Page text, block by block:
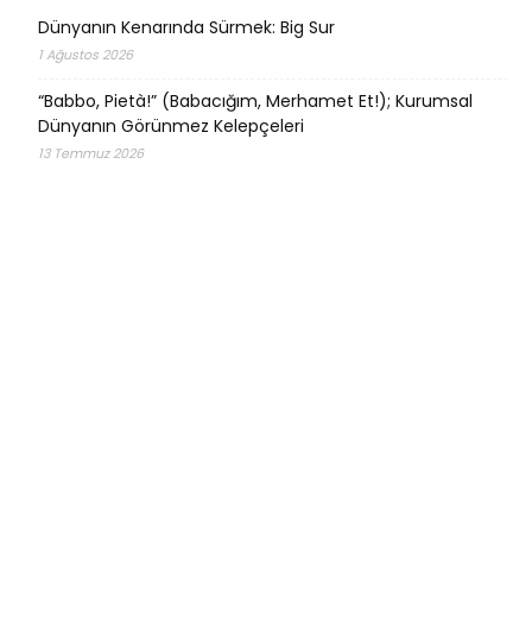
Dünyanın Kenarında Sürmek: Big Sur
1 Ağustos 2026
“Babbo, Pietà!” (Babacığım, Merhamet Et!); Kurumsal
Dünyanın Görünmez Kelepçeleri
13 Temmuz 2026